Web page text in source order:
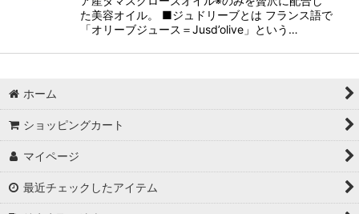
た美容オイル。 ■ジュドリーブとは フランス語で
「オリーブジュース＝Jusd’olive」という…
ホーム
ショッピングカート
マイページ
最近チェックしたアイテム